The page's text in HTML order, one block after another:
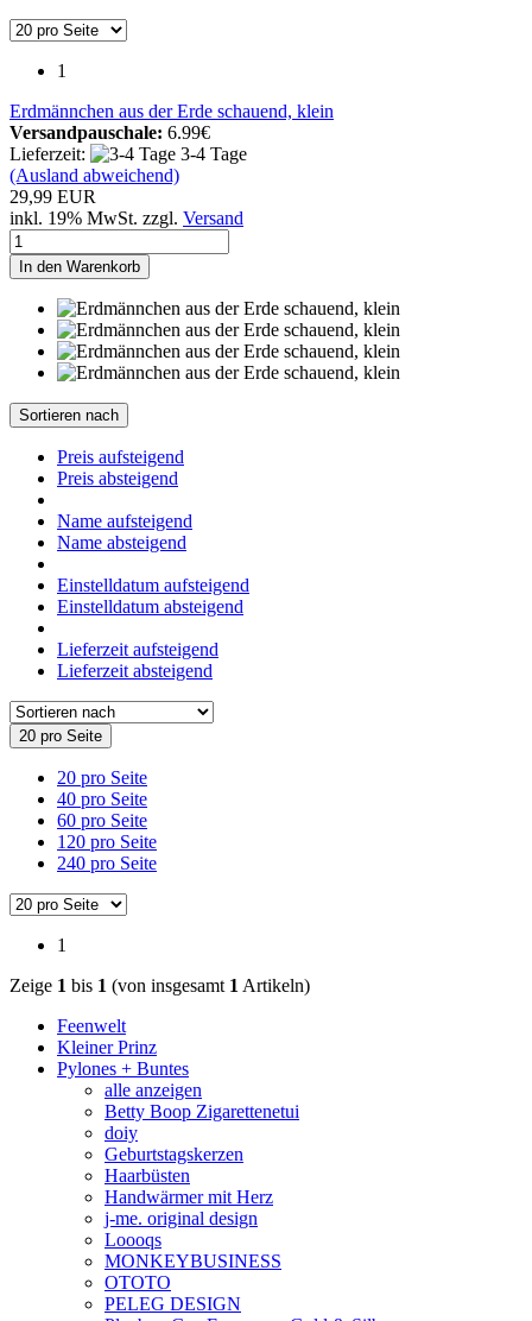
1
Erdmännchen aus der Erde schauend, klein
Versandpauschale: 6.99€
Lieferzeit:
3-4 Tage
(Ausland abweichend)
29,99 EUR
inkl. 19% MwSt. zzgl. Versand
In den Warenkorb
Sortieren nach
Preis aufsteigend
Preis absteigend
Name aufsteigend
Name absteigend
Einstelldatum aufsteigend
Einstelldatum absteigend
Lieferzeit aufsteigend
Lieferzeit absteigend
20 pro Seite
20 pro Seite
40 pro Seite
60 pro Seite
120 pro Seite
240 pro Seite
1
Zeige 1 bis 1 (von insgesamt 1 Artikeln)
Feenwelt
Kleiner Prinz
Pylones + Buntes
alle anzeigen
Betty Boop Zigarettenetui
doiy
Geburtstagskerzen
Haarbüsten
Handwärmer mit Herz
j-me. original design
Loooqs
MONKEYBUSINESS
OTOTO
PELEG DESIGN